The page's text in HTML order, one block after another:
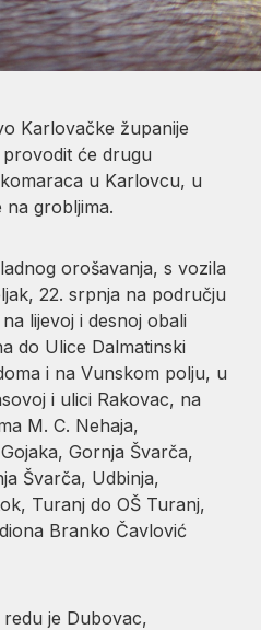
Karlovačke županije
će drugu
u Karlovcu, u
na grobljima.
orošavanja, s vozila
22. srpnja na području
lijevoj i desnoj obali
do Ulice Dalmatinski
i na Vunskom polju, u
i ulici Rakovac, na
M. C. Nehaja,
Gornja Švarča,
Švarča, Udbinja,
Turanj do OŠ Turanj,
Branko Čavlović
je Dubovac,